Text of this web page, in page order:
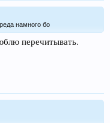
намного бо
перечитывать.